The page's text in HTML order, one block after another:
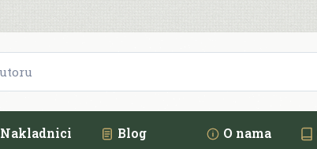
Nakladnici Blog O nama